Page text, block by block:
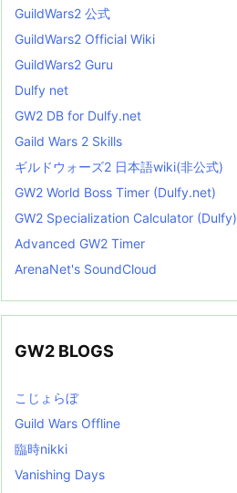
GuildWars2 公式
GuildWars2 Official Wiki
GuildWars2 Guru
Dulfy net
GW2 DB for Dulfy.net
Gaild Wars 2 Skills
ギルドウォーズ2 日本語wiki(非公式)
GW2 World Boss Timer (Dulfy.net)
GW2 Specialization Calculator (Dulfy)
Advanced GW2 Timer
ArenaNet's SoundCloud
GW2 BLOGS
こじょらぼ
Guild Wars Offline
臨時nikki
Vanishing Days